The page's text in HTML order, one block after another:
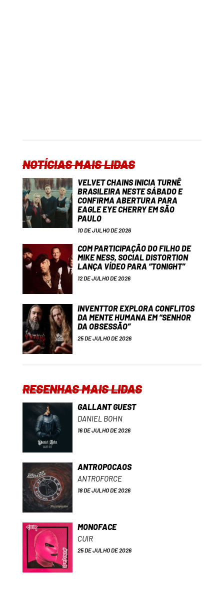
NOTÍCIAS MAIS LIDAS
VELVET CHAINS INICIA TURNÊ
BRASILEIRA NESTE SÁBADO E
CONFIRMA ABERTURA PARA
EAGLE EYE CHERRY EM SÃO
PAULO
10 DE JULHO DE 2026
COM PARTICIPAÇÃO DO FILHO DE
MIKE NESS, SOCIAL DISTORTION
LANÇA VÍDEO PARA “TONIGHT”
12 DE JULHO DE 2026
INVENTTOR EXPLORA CONFLITOS
DA MENTE HUMANA EM “SENHOR
DA OBSESSÃO”
25 DE JULHO DE 2026
RESENHAS MAIS LIDAS
GALLANT GUEST
DANIEL BOHN
16 DE JULHO DE 2026
ANTROPOCAOS
ANTROFORCE
18 DE JULHO DE 2026
MONOFACE
CUIR
25 DE JULHO DE 2026